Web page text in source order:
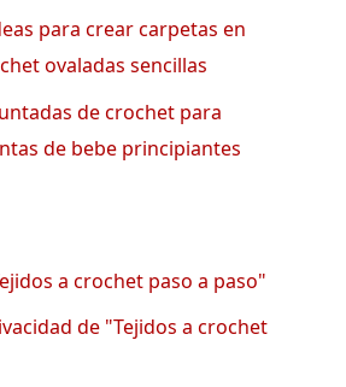
para crear carpetas en
ovaladas sencillas
de crochet para
de bebe principiantes
a crochet paso a paso"
de "Tejidos a crochet